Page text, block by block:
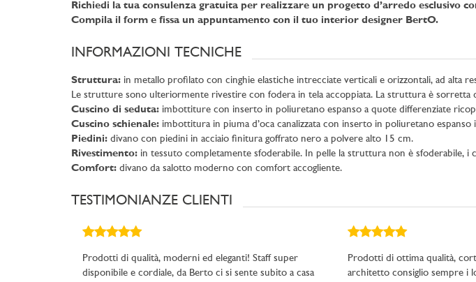
Richiedi la tua consulenza gratuita per realizzare un progetto d’arredo esclusivo
Compila il form e fissa un appuntamento con il tuo interior designer BertO.
INFORMAZIONI TECNICHE
Struttura: in metallo profilato con cinghie elastiche intrecciate verticali e orizzontali, ad alta
Le strutture sono ulteriormente rivestire con fodera in tela accoppiata. La struttura è sorretta
Cuscino di seduta: imbottiture con inserto in poliuretano espanso a quote differenziate
Cuscino schienale: imbottitura in piuma d’oca canalizzata con inserto in poliuretano espanso
Piedini: divano con piedini in acciaio finitura goffrato nero a polvere alto 15 cm.
Rivestimento: in tessuto completamente sfoderabile. In pelle la struttura non è sfoderabile, i
Comfort: divano da salotto moderno con comfort accogliente.
TESTIMONIANZE CLIENTI
Prodotti di qualità, moderni ed eleganti! Staff super
disponibile e cordiale, da Berto ci si sente subito a casa
Prodotti di ottima qualità,
architetto consiglio sempre i